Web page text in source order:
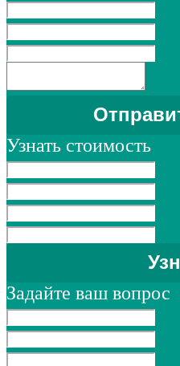
Узнать стоимость
Задайте ваш вопрос